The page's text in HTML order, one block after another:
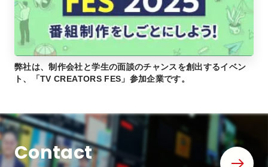
弊社は、制作会社と学生の面談のチャンスを創出するイベン
ト、「TV CREATORS FES」参加企業です。
Contact